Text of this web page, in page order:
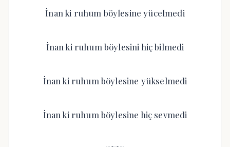
İnan ki ruhum böylesine yücelmedi
İnan ki ruhum böylesini hiç bilmedi
İnan ki ruhum böylesine yükselmedi
İnan ki ruhum böylesine hiç sevmedi